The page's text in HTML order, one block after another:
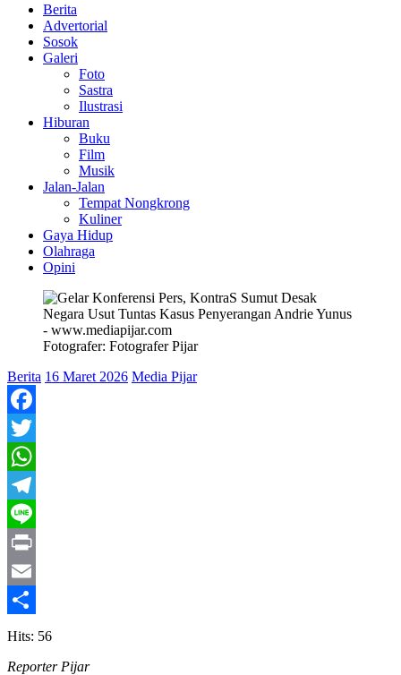
Berita
Advertorial
Sosok
Galeri
Foto
Sastra
Ilustrasi
Hiburan
Buku
Film
Musik
Jalan-Jalan
Tempat Nongkrong
Kuliner
Gaya Hidup
Olahraga
Opini
Fotografer: Fotografer Pijar
Berita 16 Maret 2026 Media Pijar
Facebook
Twitter
WhatsApp
Telegram
Line
Print
Email
Share
Hits: 56
Reporter Pijar